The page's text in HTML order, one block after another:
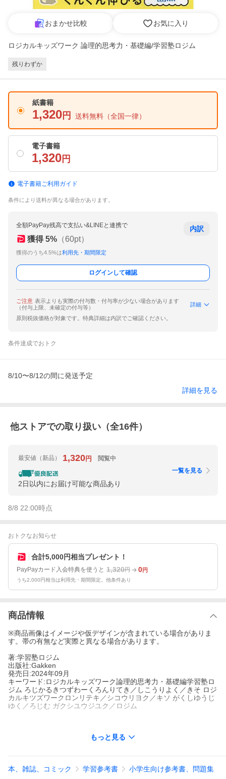
おまかせ比較 お気に入り
ロジカルキッズワーク 論理的思考力・基礎編/学習塾ロジム
残りわずか
紙書籍
1,320 円 送料無料 （全国一律）
電子書籍
1,320 円
電子書籍ご利用ガイド
条件により送料が異なる場合があります。
全額PayPay残高で支払い&LINEと連携で
獲得 5% （60pt）
獲得のうち4.5%は利用先・期間限定
内訳
ログインして確認
ご注意 表示よりも実際の付与数・付与率が少ない場合があります
（付与上限、未確定の付与等）
詳細
原則税抜価格が対象です。特典詳細は内訳でご確認ください。
条件達成でおトク
8/10〜8/12の間に発送予定
詳細を見る
他ストアでの取り扱い（全16件）
最安値 （新品） 1,320円 閲覧中
2日以内にお届け可能な商品あり
一覧を見る
8/8 22:00時点
おトクなお知らせ
合計5,000円相当プレゼント！
PayPayカード入会特典を使うと 1,320円 0円
うち2,000円相当は利用先・期間限定。他条件あり
商品情報
※商品画像はイメージや仮デザインが含まれている場合がありま
す。帯の有無など実際と異なる場合があります。
著:学習塾ロジム
出版社:Gakken
発売日:2024年09月
キーワード:ロジカルキッズワーク論理的思考力・基礎編学習塾ロ
ジム ろじかるきつずわーくろんりてき／しこうりよく／きそ ロジ
カルキツズワークロンリテキ／シコウリヨク／キソ がくしゆうじ
ゆく／ろじむ ガクシユウジユク／ロジム
【小学1年~3年生向け論理的思考力育成ワーク！】
社会のグローバル化・高度情報化が進み、大学入試も変わる中
もっと見る
本、雑誌、コミック 学習参考書
小学生向け参考書、問題集